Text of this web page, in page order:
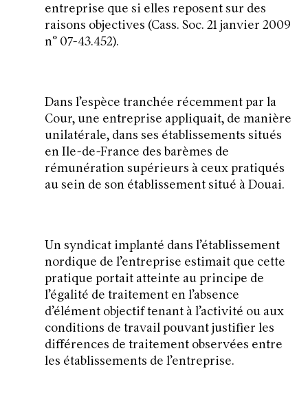
entreprise que si elles reposent sur des
raisons objectives (Cass. Soc. 21 janvier 2009
n° 07-43.452).
Dans l’espèce tranchée récemment par la
Cour, une entreprise appliquait, de manière
unilatérale, dans ses établissements situés
en Ile-de-France des barèmes de
rémunération supérieurs à ceux pratiqués
au sein de son établissement situé à Douai.
Un syndicat implanté dans l’établissement
nordique de l’entreprise estimait que cette
pratique portait atteinte au principe de
l’égalité de traitement en l’absence
d’élément objectif tenant à l’activité ou aux
conditions de travail pouvant justifier les
différences de traitement observées entre
les établissements de l’entreprise.